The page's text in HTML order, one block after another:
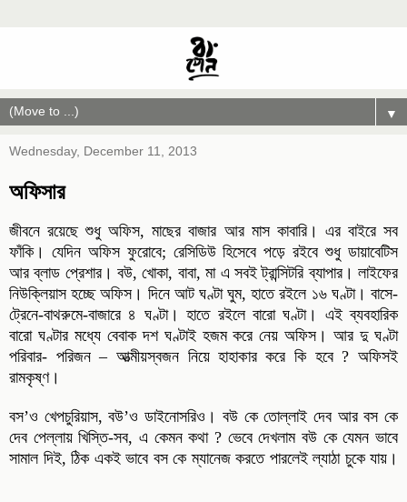
▼
Wednesday, December 11, 2013
অফিসার
জীবনে রয়েছে শুধু অফিস, মাছের বাজার আর মাস কাবারি। এর বাইরে সব
ফাঁকি। যেদিন অফিস ফুরোবে; রেসিডিউ হিসেবে পড়ে রইবে শুধু ডায়াবেটিস
আর ব্লাড প্রেশার। বউ, খোকা, বাবা, মা এ সবই ট্রান্সিটরি ব্যাপার। লাইফের
নিউক্লিয়াস হচ্ছে অফিস। দিনে আট ঘণ্টা ঘুম, হাতে রইলে ১৬ ঘণ্টা। বাসে-
ট্রেনে-বাথরুমে-বাজারে ৪ ঘণ্টা। হাতে রইলে বারো ঘণ্টা। এই ব্যবহারিক
বারো ঘণ্টার মধ্যে বেবাক দশ ঘণ্টাই হজম করে নেয় অফিস। আর দু ঘণ্টা
পরিবার- পরিজন – আত্মীয়স্বজন নিয়ে হাহাকার করে কি হবে ? অফিসই
রামকৃষ্ণ।
বস’ও খেপচুরিয়াস, বউ’ও ডাইনোসরিও। বউ কে তোল্লাই দেব আর বস কে
দেব পেল্লায় খিস্তি-সব, এ কেমন কথা ? ভেবে দেখলাম বউ কে যেমন ভাবে
সামাল দিই, ঠিক একই ভাবে বস কে ম্যানেজ করতে পারলেই ল্যাঠা চুকে যায়।